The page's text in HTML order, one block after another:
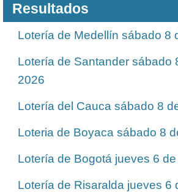
Resultados
Lotería de Medellín sábado 8
Lotería de Santander sábado
2026
Lotería del Cauca sábado 8
Loteria de Boyaca sábado 8
Lotería de Bogotá jueves 6
Lotería de Risaralda jueves 6